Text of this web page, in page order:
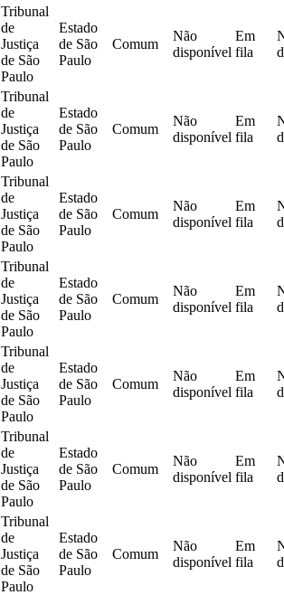
Tribunal
de
Justiça
de São
Paulo
Estado
de São
Paulo
Comum
Não
disponível
Em
fila
Tribunal
de
Justiça
de São
Paulo
Estado
de São
Paulo
Comum
Não
disponível
Em
fila
Tribunal
de
Justiça
de São
Paulo
Estado
de São
Paulo
Comum
Não
disponível
Em
fila
Tribunal
de
Justiça
de São
Paulo
Estado
de São
Paulo
Comum
Não
disponível
Em
fila
Tribunal
de
Justiça
de São
Paulo
Estado
de São
Paulo
Comum
Não
disponível
Em
fila
Tribunal
de
Justiça
de São
Paulo
Estado
de São
Paulo
Comum
Não
disponível
Em
fila
Tribunal
de
Justiça
de São
Paulo
Estado
de São
Paulo
Comum
Não
disponível
Em
fila